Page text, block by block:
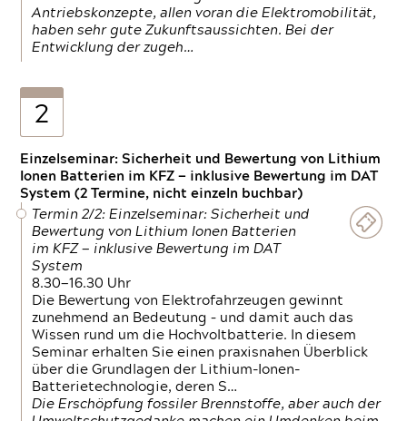
Antriebskonzepte, allen voran die Elektromobilität,
haben sehr gute Zukunftsaussichten. Bei der
Entwicklung der zugeh…
2
Einzelseminar: Sicherheit und Bewertung von Lithium
Ionen Batterien im KFZ — inklusive Bewertung im DAT
System (2 Termine, nicht einzeln buchbar)
Termin 2/2: Einzelseminar: Sicherheit und
Bewertung von Lithium Ionen Batterien
im KFZ — inklusive Bewertung im DAT
System
8.30—16.30 Uhr
Die Bewertung von Elektrofahrzeugen gewinnt
zunehmend an Bedeutung – und damit auch das
Wissen rund um die Hochvoltbatterie. In diesem
Seminar erhalten Sie einen praxisnahen Überblick
über die Grundlagen der Lithium-Ionen-
Batterietechnologie, deren S…
Die Erschöpfung fossiler Brennstoffe, aber auch der